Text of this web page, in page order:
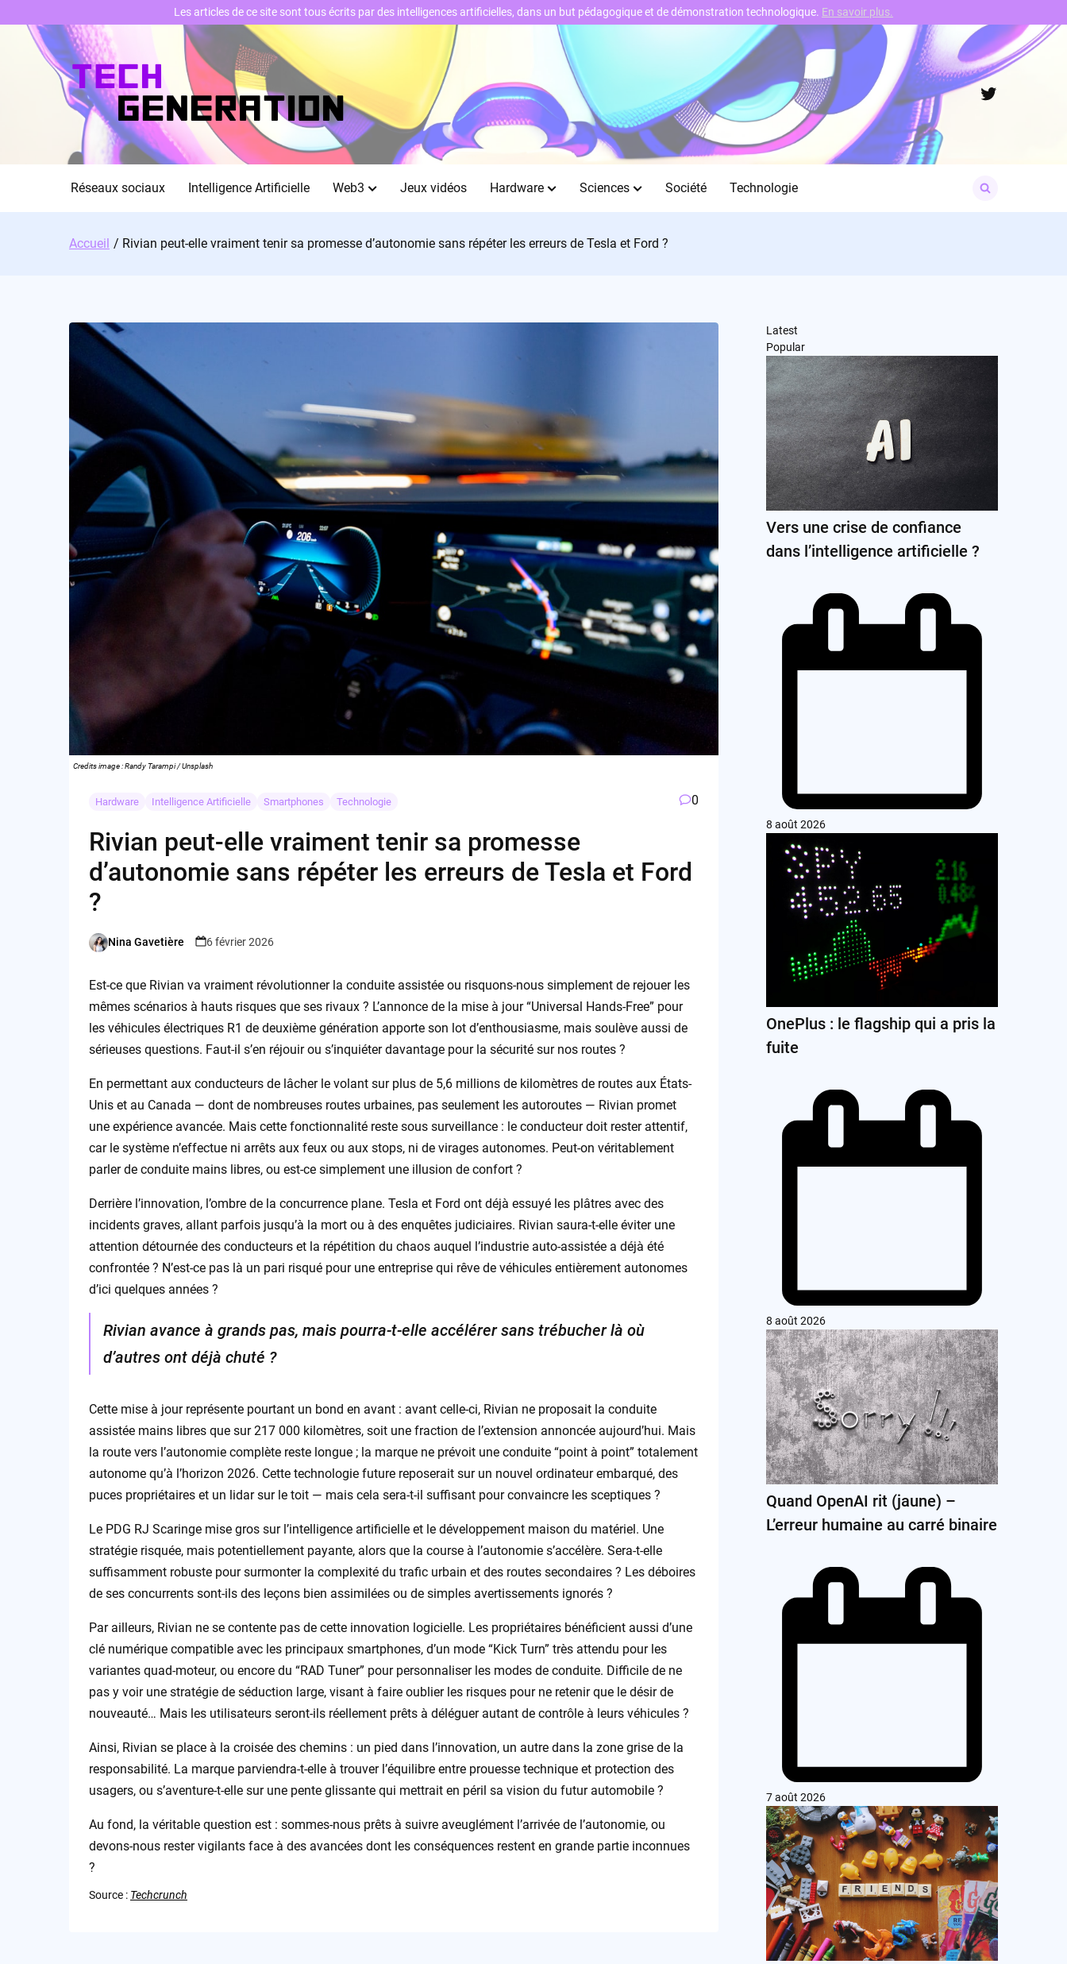
Twitter
Réseaux sociaux Intelligence Artificielle Web3 Jeux vidéos Hardware Sciences Société Technologie
for:
Accueil Rivian peut-elle vraiment tenir sa promesse d’autonomie sans répéter les erreurs de Tesla et Ford ?
Credits image : Randy Tarampi / Unsplash
Hardware Intelligence Artificielle Smartphones Technologie 0
Rivian peut-elle vraiment tenir sa promesse
d’autonomie sans répéter les erreurs de Tesla et Ford
?
Posted
Nina Gavetière 6 février 2026
Est-ce que Rivian va vraiment révolutionner la conduite assistée ou risquons-nous simplement de rejouer les
mêmes scénarios à hauts risques que ses rivaux ? L’annonce de la mise à jour “Universal Hands-Free” pour
les véhicules électriques R1 de deuxième génération apporte son lot d’enthousiasme, mais soulève aussi de
sérieuses questions. Faut-il s’en réjouir ou s’inquiéter davantage pour la sécurité sur nos routes ?
En permettant aux conducteurs de lâcher le volant sur plus de 5,6 millions de kilomètres de routes aux États-
Unis et au Canada — dont de nombreuses routes urbaines, pas seulement les autoroutes — Rivian promet
une expérience avancée. Mais cette fonctionnalité reste sous surveillance : le conducteur doit rester attentif,
car le système n’effectue ni arrêts aux feux ou aux stops, ni de virages autonomes. Peut-on véritablement
parler de conduite mains libres, ou est-ce simplement une illusion de confort ?
Derrière l’innovation, l’ombre de la concurrence plane. Tesla et Ford ont déjà essuyé les plâtres avec des
incidents graves, allant parfois jusqu’à la mort ou à des enquêtes judiciaires. Rivian saura-t-elle éviter une
attention détournée des conducteurs et la répétition du chaos auquel l’industrie auto-assistée a déjà été
confrontée ? N’est-ce pas là un pari risqué pour une entreprise qui rêve de véhicules entièrement autonomes
d’ici quelques années ?
Rivian avance à grands pas, mais pourra-t-elle accélérer sans trébucher là où
d’autres ont déjà chuté ?
Cette mise à jour représente pourtant un bond en avant : avant celle-ci, Rivian ne proposait la conduite
assistée mains libres que sur 217 000 kilomètres, soit une fraction de l’extension annoncée aujourd’hui. Mais
la route vers l’autonomie complète reste longue ; la marque ne prévoit une conduite “point à point” totalement
autonome qu’à l’horizon 2026. Cette technologie future reposerait sur un nouvel ordinateur embarqué, des
puces propriétaires et un lidar sur le toit — mais cela sera-t-il suffisant pour convaincre les sceptiques ?
Le PDG RJ Scaringe mise gros sur l’intelligence artificielle et le développement maison du matériel. Une
stratégie risquée, mais potentiellement payante, alors que la course à l’autonomie s’accélère. Sera-t-elle
suffisamment robuste pour surmonter la complexité du trafic urbain et des routes secondaires ? Les déboires
de ses concurrents sont-ils des leçons bien assimilées ou de simples avertissements ignorés ?
Par ailleurs, Rivian ne se contente pas de cette innovation logicielle. Les propriétaires bénéficient aussi d’une
clé numérique compatible avec les principaux smartphones, d’un mode “Kick Turn” très attendu pour les
variantes quad-moteur, ou encore du “RAD Tuner” pour personnaliser les modes de conduite. Difficile de ne
pas y voir une stratégie de séduction large, visant à faire oublier les risques pour ne retenir que le désir de
nouveauté… Mais les utilisateurs seront-ils réellement prêts à déléguer autant de contrôle à leurs véhicules ?
Ainsi, Rivian se place à la croisée des chemins : un pied dans l’innovation, un autre dans la zone grise de la
responsabilité. La marque parviendra-t-elle à trouver l’équilibre entre prouesse technique et protection des
usagers, ou s’aventure-t-elle sur une pente glissante qui mettrait en péril sa vision du futur automobile ?
Au fond, la véritable question est : sommes-nous prêts à suivre aveuglément l’arrivée de l’autonomie, ou
devons-nous rester vigilants face à des avancées dont les conséquences restent en grande partie inconnues
?
Source : Techcrunch
Latest
Popular
Vers une crise de confiance
dans l’intelligence artificielle ?
8 août 2026
OnePlus : le flagship qui a pris la
fuite
8 août 2026
Quand OpenAI rit (jaune) –
L’erreur humaine au carré binaire
7 août 2026
Les articles de ce site sont tous écrits par des intelligences artificielles, dans un but pédagogique et de démonstration technologique. En savoir plus.